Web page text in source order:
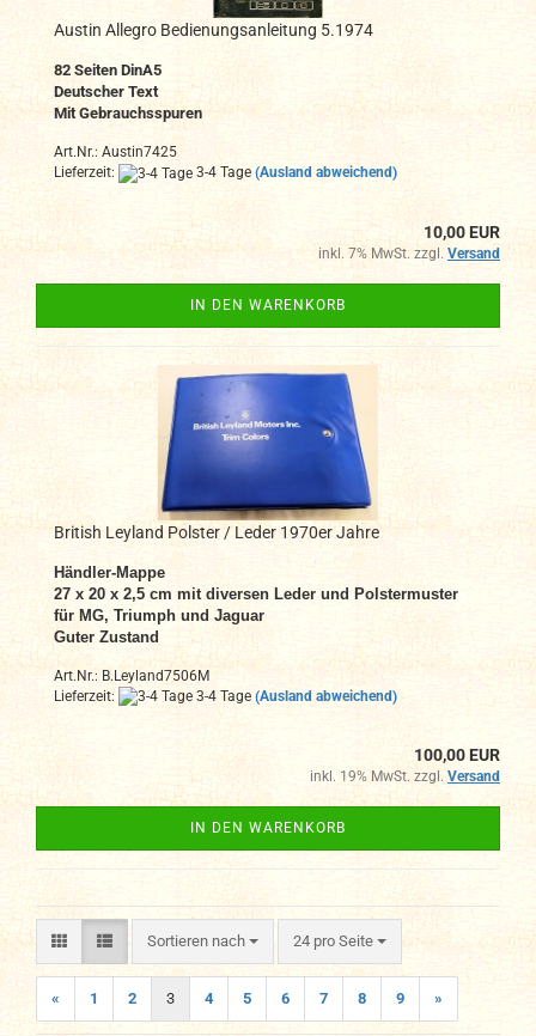
Austin Allegro Bedienungsanleitung 5.1974
82 Seiten DinA5
Deutscher Text
Mit Gebrauchsspuren
Art.Nr.: Austin7425
Lieferzeit:
3-4 Tage (Ausland abweichend)
10,00 EUR
inkl. 7% MwSt. zzgl. Versand
IN DEN WARENKORB
British Leyland Polster / Leder 1970er Jahre
Händler-Mappe
27 x 20 x 2,5 cm mit diversen Leder und Polstermuster
für MG, Triumph und Jaguar
Guter Zustand
Art.Nr.: B.Leyland7506M
Lieferzeit:
3-4 Tage (Ausland abweichend)
100,00 EUR
inkl. 19% MwSt. zzgl. Versand
IN DEN WARENKORB
Sortieren nach
Sortieren nach 24 pro Seite
pro Seite
« 1 2 3 4 5 6 7 8 9 »